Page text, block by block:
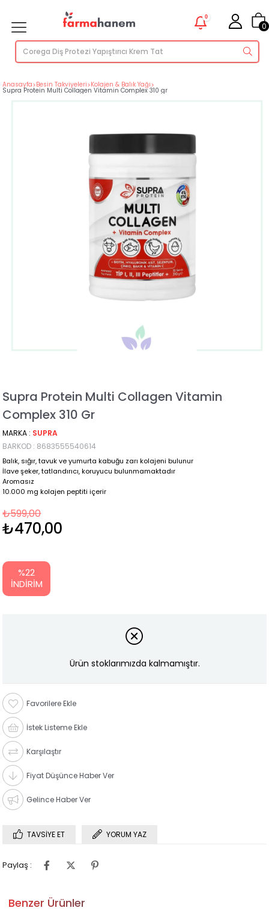
0
0
Anasayfa>Besin Takviyeleri>Kolajen & Balık Yağı>
Supra Protein Multi Collagen Vitamin Complex 310 gr
Supra Protein Multi Collagen Vitamin
Complex 310 Gr
MARKA : SUPRA
BARKOD : 8683555540614
Balık, sığır, tavuk ve yumurta kabuğu zarı kolajeni bulunur
İlave şeker, tatlandırıcı, koruyucu bulunmamaktadır
Aromasız
10.000 mg kolajen peptiti içerir
₺599,00
₺470,00
%22
İNDIRIM
Ürün stoklarımızda kalmamıştır.
Favorilere Ekle
İstek Listeme Ekle
Karşılaştır
Fiyat Düşünce Haber Ver
Gelince Haber Ver
TAVSIYE ET YORUM YAZ
Paylaş :
Benzer Ürünler